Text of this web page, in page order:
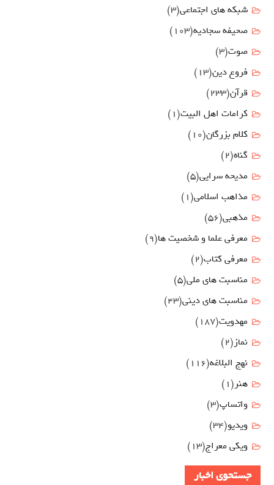
شبکه های اجتماعی(3)
صحیفه سجادیه(103)
صوت(3)
فروع دين(13)
قرآن(233)
كرامات اهل البيت(1)
کلام بزرگان(10)
گناه(2)
مدیحه سرایی(5)
مذاهب اسلامی(1)
مذهبی(56)
معرفی علما و شخصیت ها(9)
معرفی کتاب(2)
مناسبت هاي ملي(5)
مناسبت های دینی(43)
مهدويت(187)
نماز(2)
نهج البلاغه(116)
هنر(1)
واتساپ(3)
ویدیو(34)
ویکی معراج(13)
جستحوی اخبار